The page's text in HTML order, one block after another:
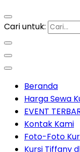
Cari untuk:
Beranda
Harga Sewa
EVENT
Kontak Kami
Foto-Foto
Kursi Tiffany